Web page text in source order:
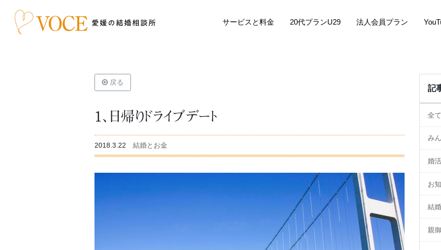
サービスと料金 20代プランU29 法人会員プラン
戻る
1､日帰りドライブデート
2018.3.22 結婚とお金
記
全
み
婚
お
結
親